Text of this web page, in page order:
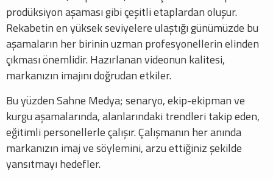
prodüksiyon aşaması gibi çeşitli etaplardan oluşur.
Rekabetin en yüksek seviyelere ulaştığı günümüzde bu
aşamaların her birinin uzman profesyonellerin elinden
çıkması önemlidir. Hazırlanan videonun kalitesi,
markanızın imajını doğrudan etkiler.
Bu yüzden Sahne Medya; senaryo, ekip-ekipman ve
kurgu aşamalarında, alanlarındaki trendleri takip eden,
eğitimli personellerle çalışır. Çalışmanın her anında
markanızın imaj ve söylemini, arzu ettiğiniz şekilde
yansıtmayı hedefler.